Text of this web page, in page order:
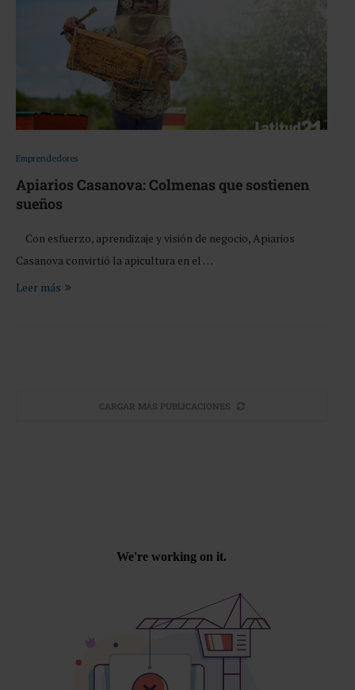
Emprendedores
Apiarios Casanova: Colmenas que sostienen
sueños
Con esfuerzo, aprendizaje y visión de negocio, Apiarios
Casanova convirtió la apicultura en el …
Leer más
CARGAR MÁS PUBLICACIONES